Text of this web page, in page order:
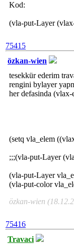
Kod:
(vla-put-Layer
75415
özkan-wien
tesekkür ederim
rengini bylayer
her defasinda (vlax-
(setq vla_elem
;;;(vla-put-Layer
(vla-put-Layer
(vla-put-color
özkan-wien
75416
Travaci